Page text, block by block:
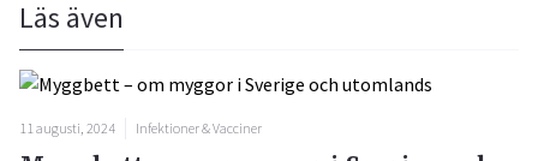
Läs även
11 augusti, 2024 Infektioner & Vacciner